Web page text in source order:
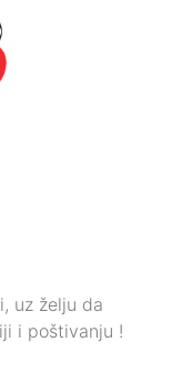
uz želju da
i poštivanju !